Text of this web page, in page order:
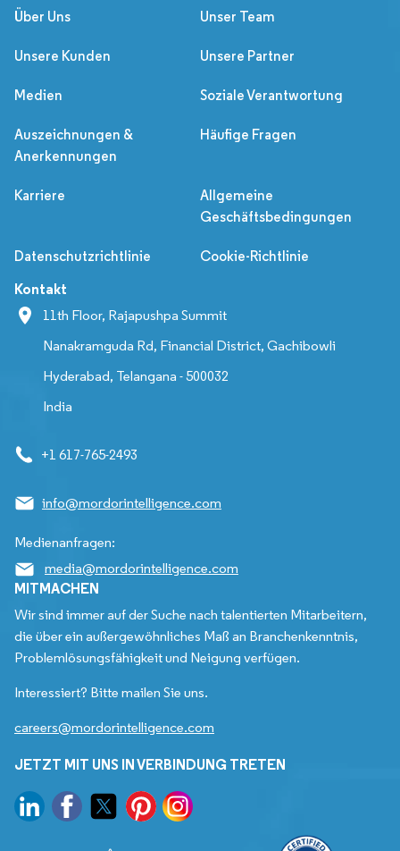
Über Uns
Unser Team
Unsere Kunden Unsere Partner
Medien Soziale Verantwortung
Auszeichnungen &
Anerkennungen
Häufige Fragen
Karriere
Allgemeine
Geschäftsbedingungen
Datenschutzrichtlinie Cookie-Richtlinie
Kontakt
11th Floor, Rajapushpa Summit
Nanakramguda Rd, Financial District, Gachibowli
Hyderabad, Telangana - 500032
India
+1 617-765-2493
info@mordorintelligence.com
Medienanfragen:
media@mordorintelligence.com
MITMACHEN
Wir sind immer auf der Suche nach talentierten Mitarbeitern,
die über ein außergewöhnliches Maß an Branchenkenntnis,
Problemlösungsfähigkeit und Neigung verfügen.
Interessiert? Bitte mailen Sie uns.
careers@mordorintelligence.com
JETZT MIT UNS IN VERBINDUNG TRETEN